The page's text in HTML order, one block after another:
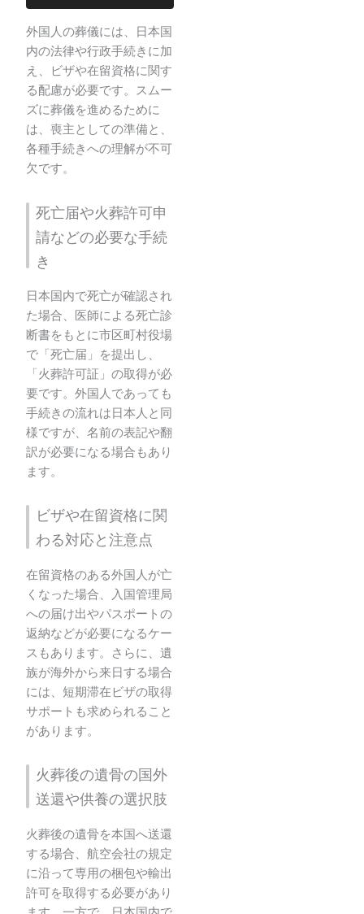
外国人の葬儀には、日本国
内の法律や行政手続きに加
え、ビザや在留資格に関す
る配慮が必要です。スムー
ズに葬儀を進めるために
は、喪主としての準備と、
各種手続きへの理解が不可
欠です。
死亡届や火葬許可申
請などの必要な手続
き
日本国内で死亡が確認され
た場合、医師による死亡診
断書をもとに市区町村役場
で「死亡届」を提出し、
「火葬許可証」の取得が必
要です。外国人であっても
手続きの流れは日本人と同
様ですが、名前の表記や翻
訳が必要になる場合もあり
ます。
ビザや在留資格に関
わる対応と注意点
在留資格のある外国人が亡
くなった場合、入国管理局
への届け出やパスポートの
返納などが必要になるケー
スもあります。さらに、遺
族が海外から来日する場合
には、短期滞在ビザの取得
サポートも求められること
があります。
火葬後の遺骨の国外
送還や供養の選択肢
火葬後の遺骨を本国へ送還
する場合、航空会社の規定
に沿って専用の梱包や輸出
許可を取得する必要があり